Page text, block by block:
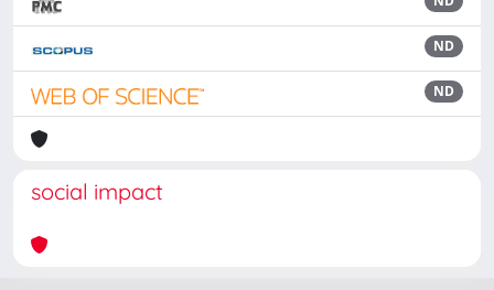
ND
ND
social impact